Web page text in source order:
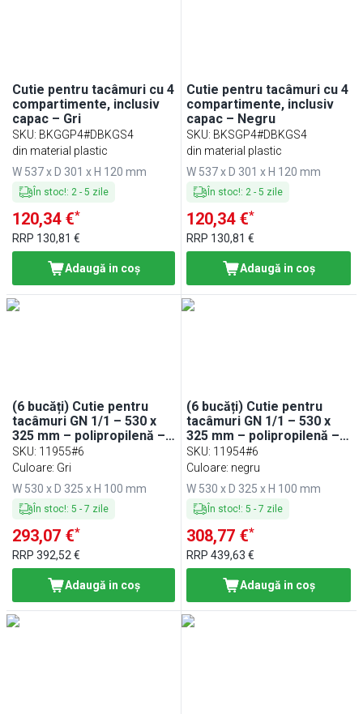
Cutie pentru tacâmuri cu 4
compartimente, inclusiv
capac – Gri
SKU: BKGGP4#DBKGS4
din material plastic
W 537 x D 301 x H 120 mm
În stoc!: 2- 5 zile
120,34 €*
RRP 130,81 €
Adaugă in coş
Cutie pentru tacâmuri cu 4
compartimente, inclusiv
capac – Negru
SKU: BKSGP4#DBKGS4
din material plastic
W 537 x D 301 x H 120 mm
În stoc!: 2 -5 zile
120,34 €*
RRP 130,81 €
Adaugă in coş
(6 bucăți) Cutie pentru
tacâmuri GN 1/1 – 530 x
325 mm – polipropilenă –
4 compartimente
SKU: 11955#6
Culoare: Gri
W 530 x D 325 x H 100 mm
În stoc!: 5 - 7 zile
293,07 €*
RRP 392,52 €
Adaugă in coş
(6 bucăți) Cutie pentru
tacâmuri GN 1/1 – 530 x
325 mm – polipropilenă – 4
compartimente
SKU: 11954#6
Culoare: negru
W 530 x D 325 x H 100 mm
În stoc!:5 -7 zile
308,77 €*
RRP439,63 €
Adaugă in coş